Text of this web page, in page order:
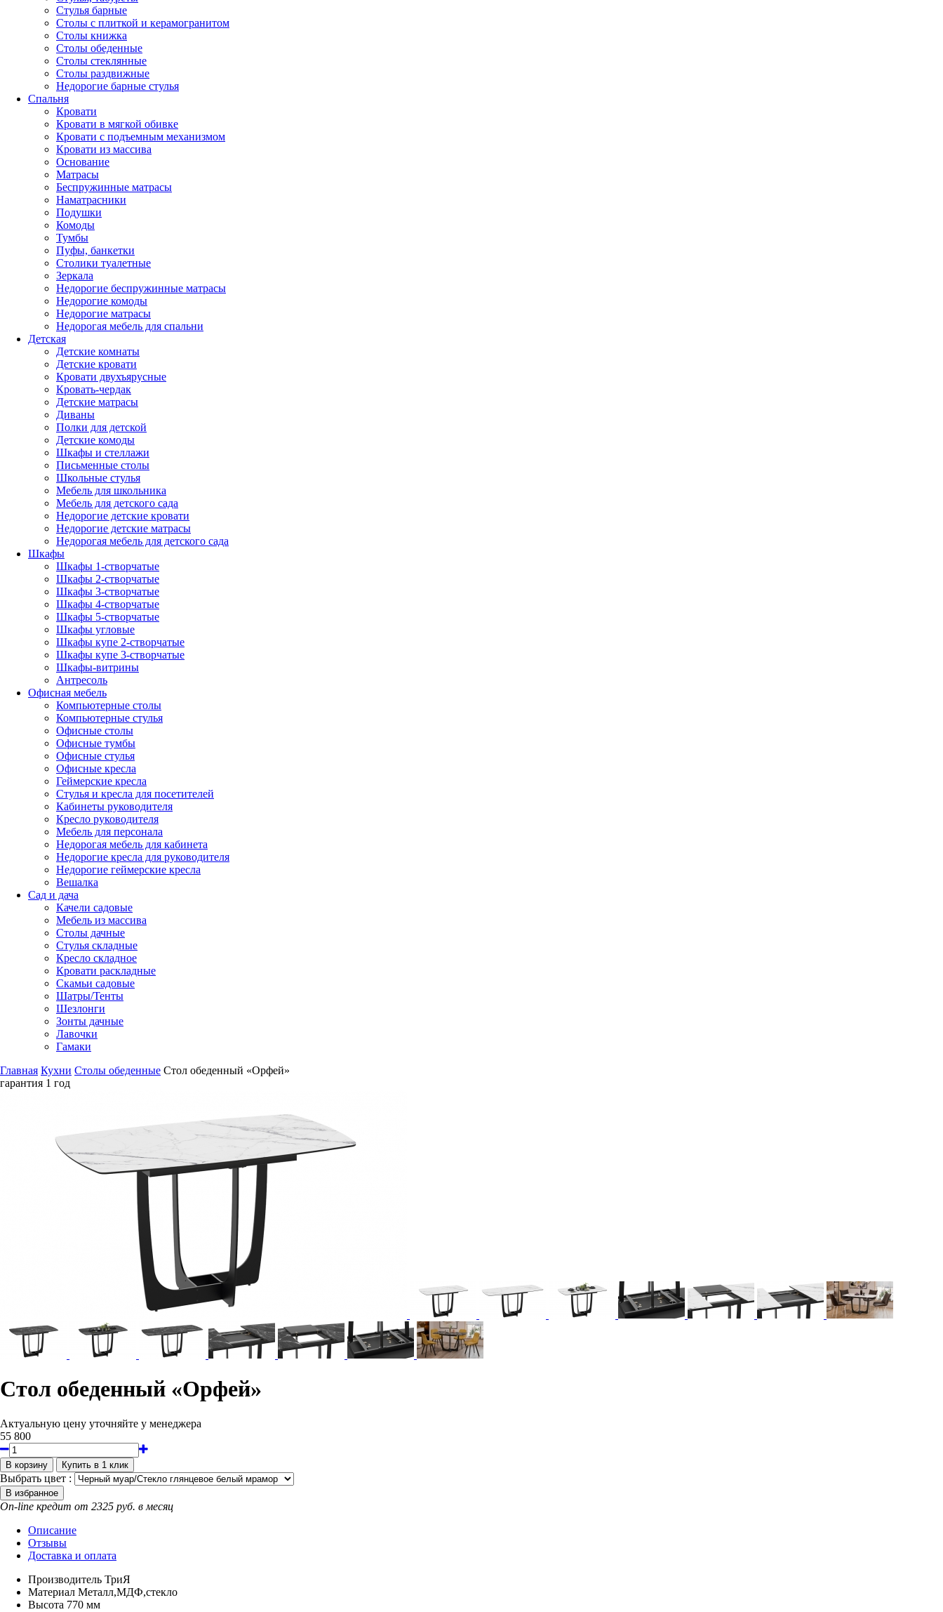
Стулья барные
Столы с плиткой и керамогранитом
Столы книжка
Столы обеденные
Столы стеклянные
Столы раздвижные
Недорогие барные стулья
Спальня
Кровати
Кровати в мягкой обивке
Кровати с подъемным механизмом
Кровати из массива
Основание
Матрасы
Беспружинные матрасы
Наматрасники
Подушки
Комоды
Тумбы
Пуфы, банкетки
Столики туалетные
Зеркала
Недорогие беспружинные матрасы
Недорогие комоды
Недорогие матрасы
Недорогая мебель для спальни
Детская
Детские комнаты
Детские кровати
Кровати двухъярусные
Кровать-чердак
Детские матрасы
Диваны
Полки для детской
Детские комоды
Шкафы и стеллажи
Письменные столы
Школьные стулья
Мебель для школьника
Мебель для детского сада
Недорогие детские кровати
Недорогие детские матрасы
Недорогая мебель для детского сада
Шкафы
Шкафы 1-створчатые
Шкафы 2-створчатые
Шкафы 3-створчатые
Шкафы 4-створчатые
Шкафы 5-створчатые
Шкафы угловые
Шкафы купе 2-створчатые
Шкафы купе 3-створчатые
Шкафы-витрины
Антресоль
Офисная мебель
Компьютерные столы
Компьютерные стулья
Офисные столы
Офисные тумбы
Офисные стулья
Офисные кресла
Геймерские кресла
Стулья и кресла для посетителей
Кабинеты руководителя
Кресло руководителя
Мебель для персонала
Недорогая мебель для кабинета
Недорогие кресла для руководителя
Недорогие геймерские кресла
Вешалка
Сад и дача
Качели садовые
Мебель из массива
Столы дачные
Стулья складные
Кресло складное
Кровати раскладные
Скамьи садовые
Шатры/Тенты
Шезлонги
Зонты дачные
Лавочки
Гамаки
Главная Кухни Столы обеденные Стол обеденный «Орфей»
гарантия 1 год
Стол обеденный «Орфей»
Актуальную цену уточняйте у менеджера
55 800
Выбрать цвет :
On-line кредит от 2325 руб. в месяц
Описание
Отзывы
Доставка и оплата
Производитель ТриЯ
Материал Металл,МДФ,стекло
Высота 770 мм